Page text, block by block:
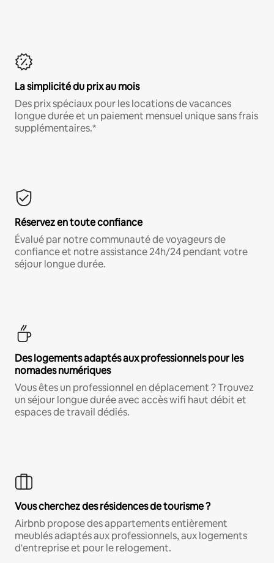
La simplicité du prix au mois
Des prix spéciaux pour les locations de vacances
longue durée et un paiement mensuel unique sans frais
supplémentaires.*
Réservez en toute confiance
Évalué par notre communauté de voyageurs de
confiance et notre assistance 24h/24 pendant votre
séjour longue durée.
Des logements adaptés aux professionnels pour les
nomades numériques
Vous êtes un professionnel en déplacement ? Trouvez
un séjour longue durée avec accès wifi haut débit et
espaces de travail dédiés.
Vous cherchez des résidences de tourisme ?
Airbnb propose des appartements entièrement
meublés adaptés aux professionnels, aux logements
d'entreprise et pour le relogement.